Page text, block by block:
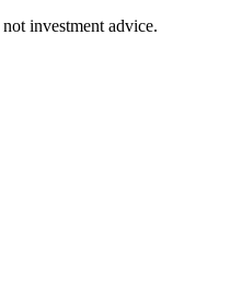
investment advice.